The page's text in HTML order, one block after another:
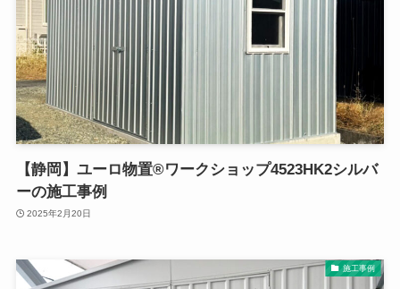
【静岡】ユーロ物置®ワークショップ4523HK2シルバ
ーの施工事例
2025年2月20日
施工事例